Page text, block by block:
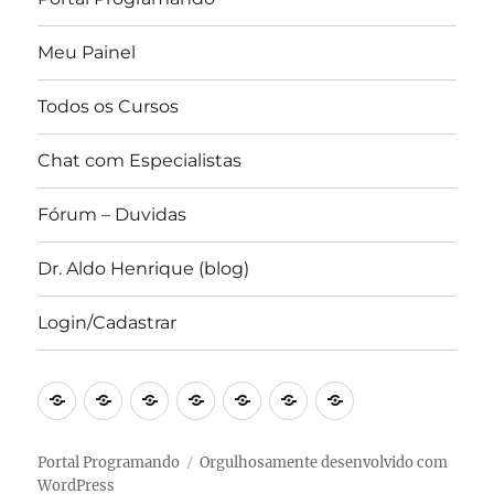
Meu Painel
Todos os Cursos
Chat com Especialistas
Fórum – Duvidas
Dr. Aldo Henrique (blog)
Login/Cadastrar
Portal
Programando
Converse
com
a
Blog
Prof.
Dr.
Canal
Portal
Programando
ForumIDE
Online
Revista
Portal Programando
Orgulhosamente desenvolvido com
WordPress